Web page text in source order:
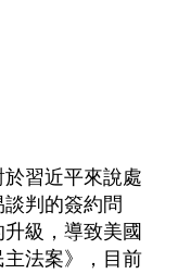
於習近平來說處
判的簽約問
級，導致美國
法案》，目前